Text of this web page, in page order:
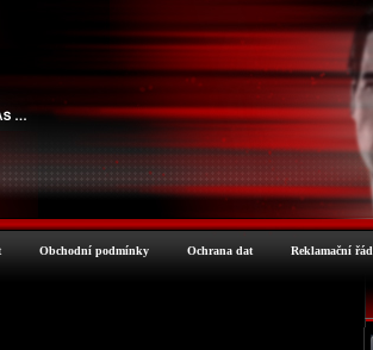
Obchodní podmínky Ochrana dat Reklamační řád